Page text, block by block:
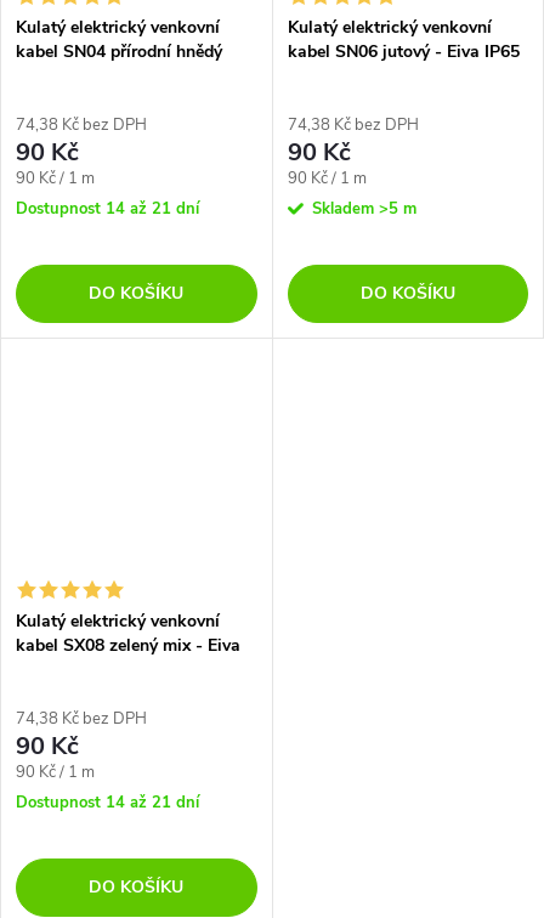
Kulatý elektrický venkovní
kabel SN04 přírodní hnědý
74,38 Kč bez DPH
90 Kč
Měrná
cena:
90 Kč / 1 m
Dostupnost 14 až 21 dní
DO KOŠÍKU
Kulatý elektrický venkovní
kabel SN06 jutový - Eiva IP65
74,38 Kč bez DPH
90 Kč
Měrná
cena:
90 Kč / 1 m
Skladem >5 m
DO KOŠÍKU
Kulatý elektrický venkovní
kabel SX08 zelený mix - Eiva
74,38 Kč bez DPH
90 Kč
Měrná
cena:
90 Kč / 1 m
Dostupnost 14 až 21 dní
DO KOŠÍKU